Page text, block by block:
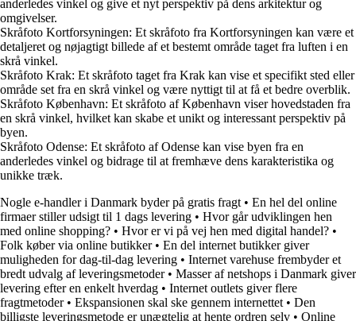
anderledes vinkel og give et nyt perspektiv på dens arkitektur og
omgivelser.
Skråfoto Kortforsyningen: Et skråfoto fra Kortforsyningen kan være et
detaljeret og nøjagtigt billede af et bestemt område taget fra luften i en
skrå vinkel.
Skråfoto Krak: Et skråfoto taget fra Krak kan vise et specifikt sted eller
område set fra en skrå vinkel og være nyttigt til at få et bedre overblik.
Skråfoto København: Et skråfoto af København viser hovedstaden fra
en skrå vinkel, hvilket kan skabe et unikt og interessant perspektiv på
byen.
Skråfoto Odense: Et skråfoto af Odense kan vise byen fra en
anderledes vinkel og bidrage til at fremhæve dens karakteristika og
unikke træk.
Nogle e-handler i Danmark byder på gratis fragt • En hel del online
firmaer stiller udsigt til 1 dags levering • Hvor går udviklingen hen
med online shopping? • Hvor er vi på vej hen med digital handel? •
Folk køber via online butikker• En del internet butikker giver
muligheden for dag-til-dag levering • Internet varehuse frembyder et
bredt udvalg af leveringsmetoder• Masser af netshops i Danmark giver
levering efter en enkelt hverdag • Internet outlets giver flere
fragtmetoder• Ekspansionen skal ske gennem internettet • Den
billigste leveringsmetode er unægtelig at hente ordren selv • Online